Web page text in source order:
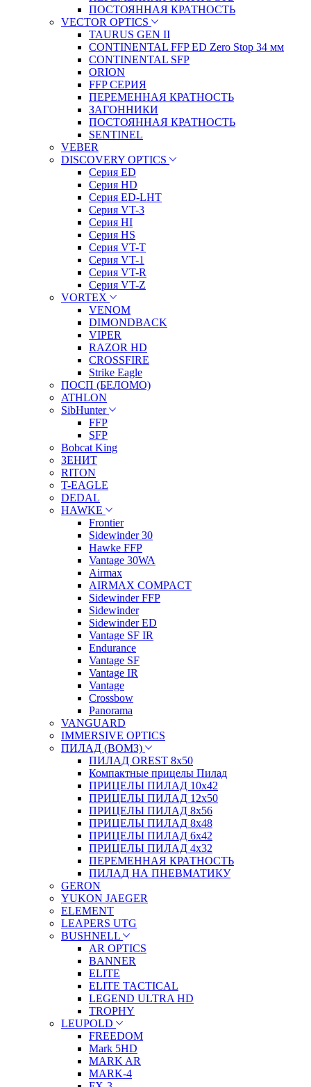
ПОСТОЯННАЯ КРАТНОСТЬ
VECTOR OPTICS
TAURUS GEN II
CONTINENTAL FFP ED Zero Stop 34 мм
CONTINENTAL SFP
ORION
FFP СЕРИЯ
ПЕРЕМЕННАЯ КРАТНОСТЬ
ЗАГОННИКИ
ПОСТОЯННАЯ КРАТНОСТЬ
SENTINEL
VEBER
DISCOVERY OPTICS
Серия ED
Серия HD
Серия ED-LHT
Серия VT-3
Серия HI
Серия HS
Серия VT-T
Серия VT-1
Серия VT-R
Серия VT-Z
VORTEX
VENOM
DIMONDBACK
VIPER
RAZOR HD
CROSSFIRE
Strike Eagle
ПОСП (БЕЛОМО)
ATHLON
SibHunter
FFP
SFP
Bobcat King
ЗЕНИТ
RITON
T-EAGLE
DEDAL
HAWKE
Frontier
Sidewinder 30
Hawke FFP
Vantage 30WA
Airmax
AIRMAX COMPACT
Sidewinder FFP
Sidewinder
Sidewinder ED
Vantage SF IR
Endurance
Vantage SF
Vantage IR
Vantage
Crossbow
Panorama
VANGUARD
IMMERSIVE OPTICS
ПИЛАД (ВОМЗ)
ПИЛАД OREST 8х50
Компактные прицелы Пилад
ПРИЦЕЛЫ ПИЛАД 10х42
ПРИЦЕЛЫ ПИЛАД 12х50
ПРИЦЕЛЫ ПИЛАД 8х56
ПРИЦЕЛЫ ПИЛАД 8х48
ПРИЦЕЛЫ ПИЛАД 6х42
ПРИЦЕЛЫ ПИЛАД 4х32
ПЕРЕМЕННАЯ КРАТНОСТЬ
ПИЛАД НА ПНЕВМАТИКУ
GERON
YUKON JAEGER
ELEMENT
LEAPERS UTG
BUSHNELL
AR OPTICS
BANNER
ELITE
ELITE TACTICAL
LEGEND ULTRA HD
TROPHY
LEUPOLD
FREEDOM
Mark 5HD
MARK AR
MARK-4